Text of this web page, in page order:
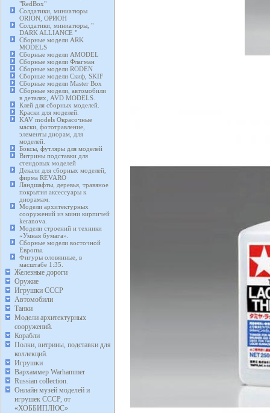
"RedBox"
Солдатики, миниатюры
ORION, ОРИОН
Солдатики, миниатюры, "
DARK ALLIANCE "
Сборные модели ARK
MODELS
Сборные модели AMODEL
Сборные модели Флагман
Сборные модели RODEN
Сборные модели Скиф, SKIF
Сборные модели Master Box
Сборные модели, автомобили
в деталях, AVD MODELS.
Клей для сборных моделей.
Краски для моделей.
KAV models Окрасочные
маски, фототравление,
элементы диорам, для
моделей.
Боксы, футляры для моделей
Витрины подставки для
стендовых моделей
Декали для сборных моделей,
фирма REVARO
Ландшафты, деревья, травяное
покрытия аксессуары к
диорамам.
Модели архитектурных
сооружений из мини кирпичей
keranova.
Модели строений и техники
«Умная бумага».
Сборные модели восточной
Европы.
Фигуры оловянные, в
масштабе 1:35.
Железные дороги
Оружие
Игрушки СССР
Автомобили
Танки
Модели архитектурных
сооружений.
Корабли
Полки, витрины, подставки для
коллекций.
Игрушки
Вархаммер Warhammer
Russian collection.
Онлайн музей моделей и
игрушек СССР, от
«ХОББИПЛЮС»